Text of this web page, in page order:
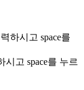
하시고 space를
시고 space를 누르